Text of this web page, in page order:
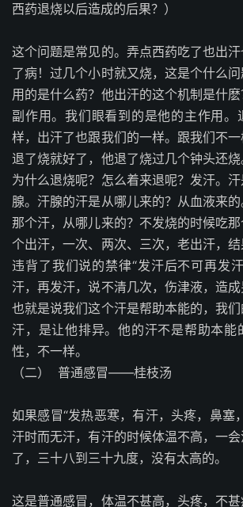
西药退烧以后造成的后果？）
这个问题是常见的。弄点西药吃了也出
了病！过几个小时就又烧，这是个什么
用的是什么药？他出汗的这个机制是什
副作用。我们眼看到的是他的主作用。
样，出汗了也跟我们的一样。跟我们不
退了烧就好了，他退了烧过几个钟头还
为什么退烧呢？怎么着来退呢？发汗。
腺。汗腺的汗是从哪儿来的？从血液来
那个汗，从哪儿来的？不发烧的时候吃
个出汗，一次、两次、三次，老出汗，
违背了我们说的禁律“发汗后不可再发
汗，再发汗，说不清几次，伤津液，造成
也就是说我们这个汗是帮助本能的，我
汗，是让他排异。他的汗不是帮助本能
性，不一样。
（二） 普通感冒——桂枝汤
如果感冒“发热恶寒，有汗，头疼，鼻塞
汗时而无汗，有汗的时候体温不高，一
了，三十八到三十九度，没有太高的。
这是普通感冒，体温不甚高，头疼，不甚